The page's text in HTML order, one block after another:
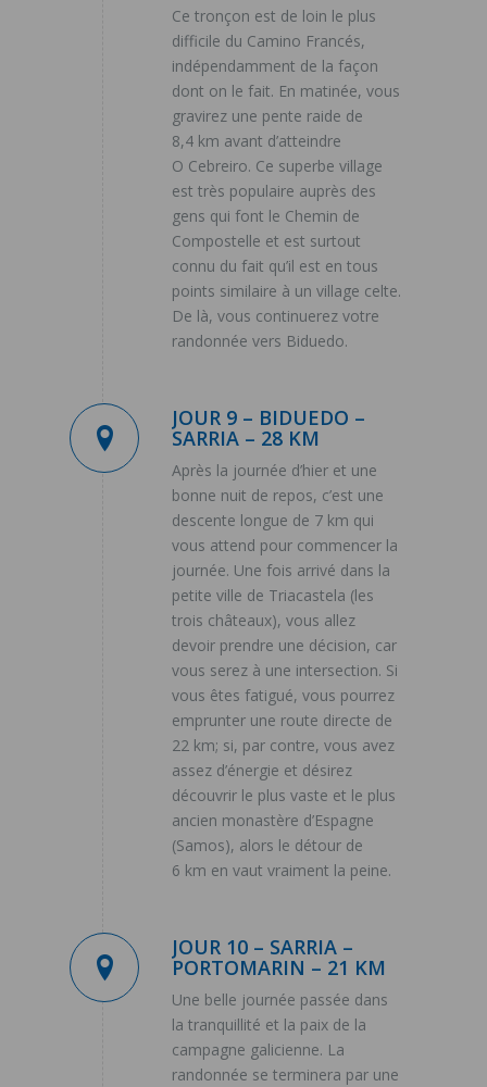
Ce tronçon est de loin le plus
difficile du Camino Francés,
indépendamment de la façon
dont on le fait. En matinée, vous
gravirez une pente raide de
8,4 km avant d’atteindre
O Cebreiro. Ce superbe village
est très populaire auprès des
gens qui font le Chemin de
Compostelle et est surtout
connu du fait qu’il est en tous
points similaire à un village celte.
De là, vous continuerez votre
randonnée vers Biduedo.
JOUR 9 – BIDUEDO –
SARRIA – 28 KM
Après la journée d’hier et une
bonne nuit de repos, c’est une
descente longue de 7 km qui
vous attend pour commencer la
journée. Une fois arrivé dans la
petite ville de Triacastela (les
trois châteaux), vous allez
devoir prendre une décision, car
vous serez à une intersection. Si
vous êtes fatigué, vous pourrez
emprunter une route directe de
22 km; si, par contre, vous avez
assez d’énergie et désirez
découvrir le plus vaste et le plus
ancien monastère d’Espagne
(Samos), alors le détour de
6 km en vaut vraiment la peine.
JOUR 10 – SARRIA –
PORTOMARIN – 21 KM
Une belle journée passée dans
la tranquillité et la paix de la
campagne galicienne. La
randonnée se terminera par une